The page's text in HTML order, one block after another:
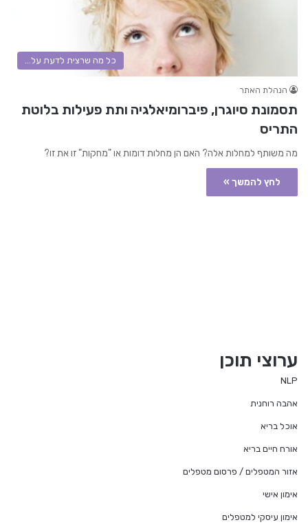
כל מה שרצית לדעת על...
הנהלת האתר
תסמונת סיוגרן, פיברומיאלגיה ותת פעילות בלוטת
התריס
מה משותף למחלות אלה? האם הן מחלות דומות או "מחקות" זו את זו?
לחץ להמשך »
ערוצי תוכן
NLP
אהבה רוחנית
אוכל בריא
אורח חיים בריא
אזור המטפלים / פרסום מטפלים
אימון אישי
אימון עיסקי למטפלים